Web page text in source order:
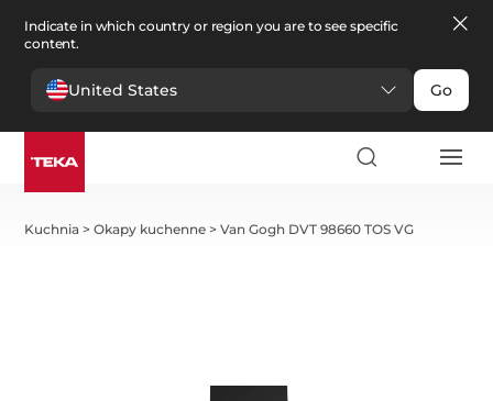
Indicate in which country or region you are to see specific
content.
United States Go
Kuchnia >Okapy kuchenne >Van Gogh DVT 98660 TOS VG